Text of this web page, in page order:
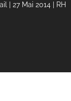
27 Mai 2014| RH